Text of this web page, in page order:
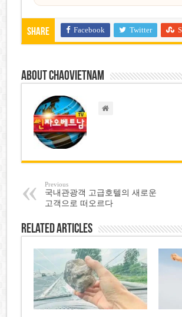
Share Facebook Twitter
About chaovietnam
Previous
국내관광객 고급호텔의 새로운
고객으로 떠오르다
Related Articles